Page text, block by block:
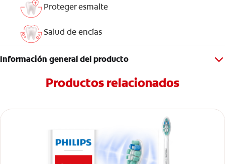
Proteger esmalte
Salud de encías
Información general del producto
Productos relacionados